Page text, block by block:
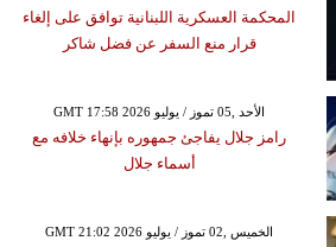
المحكمة العسكرية اللبنانية توافق على إلغاء
قرار منع السفر عن فضل شاكر
GMT 17:58 2026 الأحد ,05 تموز / يوليو
رامز جلال يفاجئ جمهوره بإنهاء خلافه مع
أسماء جلال
GMT 21:02 2026 الخميس ,02 تموز / يوليو